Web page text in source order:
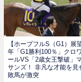
【ホープフルS（G1）展
年「G1勝利100％」クロ
ールVS「2歳女王撃破」
サンズ！ 非凡な才能を見
敗馬が激突